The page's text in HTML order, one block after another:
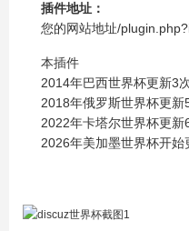
插件地址：
您的网站地址/
本插件
2014年巴西世界杯更新3
2018年俄罗斯世界杯更新
2022年卡塔尔世界杯更新
2026年美加墨世界杯开始